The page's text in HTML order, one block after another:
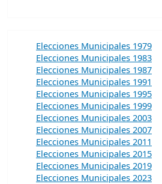
Elecciones Municipales 1979
Elecciones Municipales 1983
Elecciones Municipales 1987
Elecciones Municipales 1991
Elecciones Municipales 1995
Elecciones Municipales 1999
Elecciones Municipales 2003
Elecciones Municipales 2007
Elecciones Municipales 2011
Elecciones Municipales 2015
Elecciones Municipales 2019
Elecciones Municipales 2023